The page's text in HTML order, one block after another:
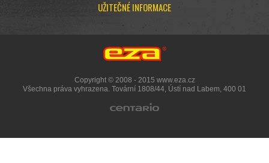
UŽITEČNÉ INFORMACE
Copyright © 2008 - 2015 www.eza.cz
Všechna práva vyhrazena. Tovární 1808/44, Ústí nad Labem, 400 01